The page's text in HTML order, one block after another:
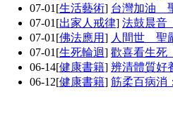
07-01 [生活藝術] 台灣加油
07-01 [出家人戒律] 法鼓晨
07-01 [佛法應用] 人間世 聖
07-01 [生死輪迴] 歡喜看生
06-14[健康書籍] 辨清體質好
06-12[健康書籍] 筋柔百病